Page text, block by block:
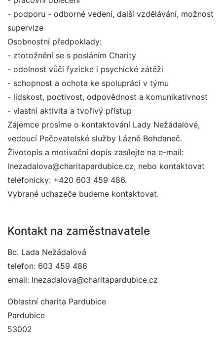
- podporu - odborné vedení, další vzdělávání, možnost
supervize
Osobnostní předpoklady:
- ztotožnění se s posláním Charity
- odolnost vůči fyzické i psychické zátěži
- schopnost a ochota ke spolupráci v týmu
- lidskost, poctivost, odpovědnost a komunikativnost
- vlastní aktivita a tvořivý přístup
Zájemce prosíme o kontaktování Lady Nežádalové,
vedoucí Pečovatelské služby Lázně Bohdaneč.
Životopis a motivační dopis zasílejte na e-mail:
lnezadalova@charitapardubice.cz, nebo kontaktovat
telefonicky: +420 603 459 486.
Vybrané uchazeče budeme kontaktovat.
Kontakt na zaměstnavatele
Bc. Lada Nežádalová
telefon: 603 459 486
email: lnezadalova@charitapardubice.cz
Oblastní charita Pardubice
Pardubice
53002